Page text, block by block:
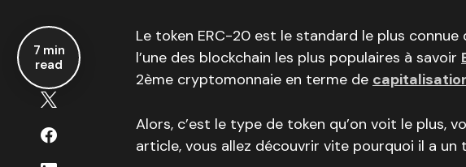
7 min
read
Le token ERC-20 est le standard le plus
l’une des blockchain les plus populaires à savoir
2ème cryptomonnaie en terme de
Alors, c’est le type de token qu’on voit le plus,
article, vous allez découvrir vite pourquoi il a un